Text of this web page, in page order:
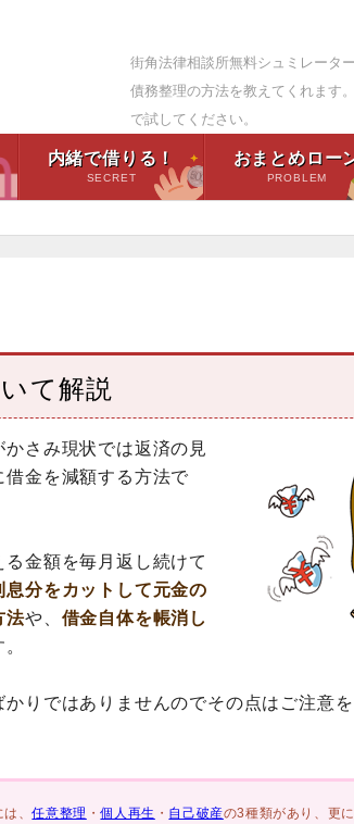
街角法律相談所無料シュミレータ
債務整理の方法を教えてくれます
で試してください。
内緒で借りる！
SECRET
おまとめロー
PROBLEM
て解説
さみ現状では返済の見
金を減額する方法で
金額を毎月返し続けて
息分をカットして元金の
法や、 借金自体を帳消し
りではありませんのでその点はご注意を
は、任意整理 ・個人再生 ・ 自己破産の3種類があり、更に